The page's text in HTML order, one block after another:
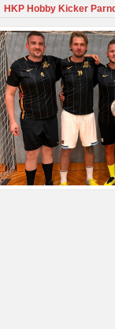
HKP Hobby Kicker